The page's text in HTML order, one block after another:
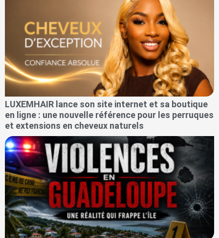
LUXEMHAIR lance son site internet et sa boutique
en ligne : une nouvelle référence pour les perruques
et extensions en cheveux naturels